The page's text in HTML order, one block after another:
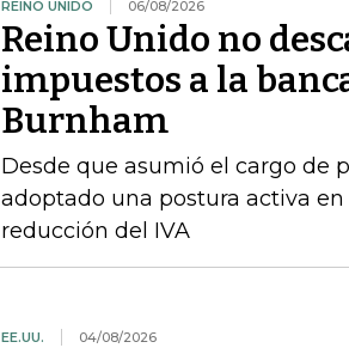
REINO UNIDO 06/08/2026
Reino Unido no
impuestos a la
Burnham
Desde que asumió el cargo de
adoptado una postura activa
reducción del IVA
EE.UU. 04/08/2026